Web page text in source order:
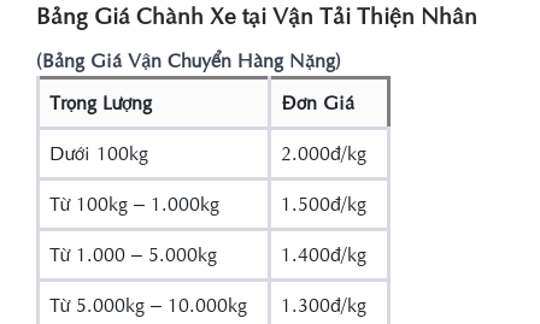
Bảng Giá Chành Xe tại Vận Tải Thiện Nhân
(Bảng Giá Vận Chuyển Hàng Nặng)
Trọng Lượng
Đơn Giá
Dưới 100kg
2.000đ/kg
Từ 100kg – 1.000kg
1.500đ/kg
Từ 1.000 – 5.000kg
1.400đ/kg
Từ 5.000kg – 10.000kg
1.300đ/kg